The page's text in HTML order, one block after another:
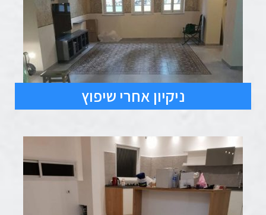
ניקיון אחרי שיפוץ